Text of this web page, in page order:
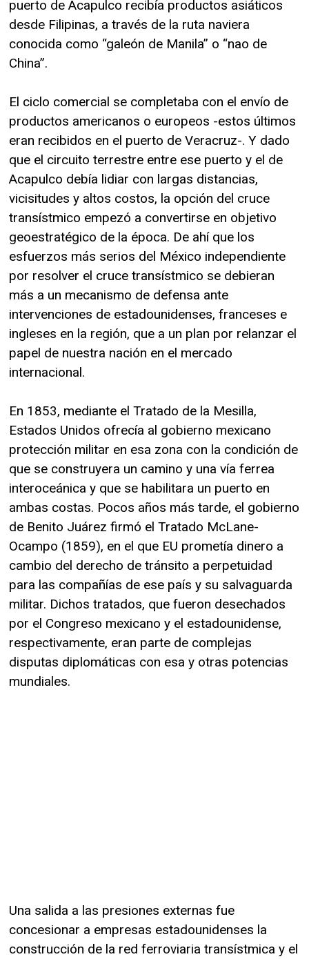
puerto de Acapulco recibía productos asiáticos
desde Filipinas, a través de la ruta naviera
conocida como “galeón de Manila” o “nao de
China”.
El ciclo comercial se completaba con el envío de
productos americanos o europeos -estos últimos
eran recibidos en el puerto de Veracruz-. Y dado
que el circuito terrestre entre ese puerto y el de
Acapulco debía lidiar con largas distancias,
vicisitudes y altos costos, la opción del cruce
transístmico empezó a convertirse en objetivo
geoestratégico de la época. De ahí que los
esfuerzos más serios del México independiente
por resolver el cruce transístmico se debieran
más a un mecanismo de defensa ante
intervenciones de estadounidenses, franceses e
ingleses en la región, que a un plan por relanzar el
papel de nuestra nación en el mercado
internacional.
En 1853, mediante el Tratado de la Mesilla,
Estados Unidos ofrecía al gobierno mexicano
protección militar en esa zona con la condición de
que se construyera un camino y una vía ferrea
interoceánica y que se habilitara un puerto en
ambas costas. Pocos años más tarde, el gobierno
de Benito Juárez firmó el Tratado McLane-
Ocampo (1859), en el que EU prometía dinero a
cambio del derecho de tránsito a perpetuidad
para las compañías de ese país y su salvaguarda
militar. Dichos tratados, que fueron desechados
por el Congreso mexicano y el estadounidense,
respectivamente, eran parte de complejas
disputas diplomáticas con esa y otras potencias
mundiales.
Una salida a las presiones externas fue
concesionar a empresas estadounidenses la
construcción de la red ferroviaria transístmica y el